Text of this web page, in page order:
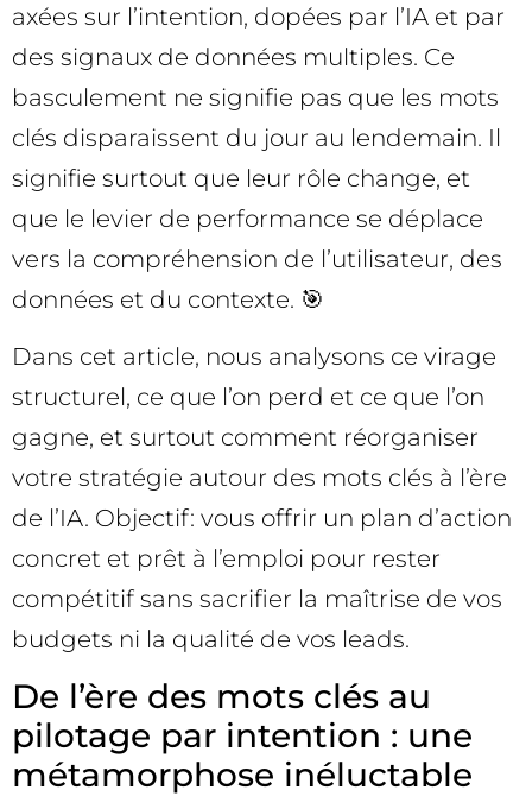
axées sur l’intention, dopées par l’IA et par
des signaux de données multiples. Ce
basculement ne signifie pas que les mots
clés disparaissent du jour au lendemain. Il
signifie surtout que leur rôle change, et
que le levier de performance se déplace
vers la compréhension de l’utilisateur, des
données et du contexte. 🎯
Dans cet article, nous analysons ce virage
structurel, ce que l’on perd et ce que l’on
gagne, et surtout comment réorganiser
votre stratégie autour des mots clés à l’ère
de l’IA. Objectif: vous offrir un plan d’action
concret et prêt à l’emploi pour rester
compétitif sans sacrifier la maîtrise de vos
budgets ni la qualité de vos leads.
De l’ère des mots clés au
pilotage par intention : une
métamorphose inéluctable